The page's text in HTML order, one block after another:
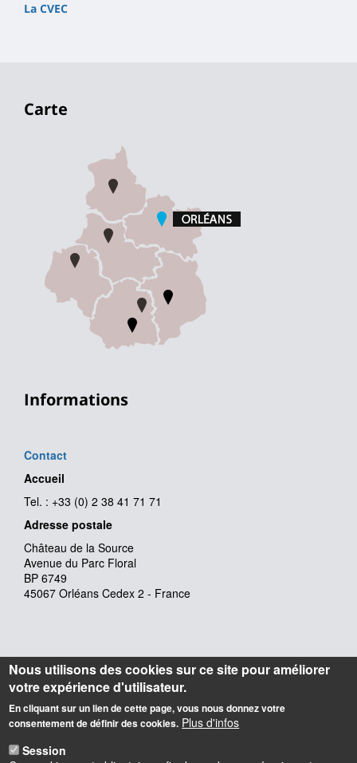
La CVEC
Carte
Informations
Contact
Accueil
Tel. : +33 (0) 2 38 41 71 71
Adresse postale
Château de la Source
Avenue du Parc Floral
BP 6749
45067 Orléans Cedex 2 - France
Nous utilisons des cookies sur ce site pour améliorer
votre expérience d'utilisateur.
En cliquant sur un lien de cette page, vous nous donnez votre
consentement de définir des cookies. Plus d'infos
Session